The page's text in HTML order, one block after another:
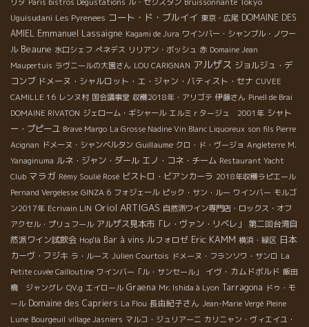
Uguisudani Les Pyrenees コート・ド・ブルイイ 東京・広尾 DOMAINE DES
AMIEL Emmanuel Lassaigne Kagami de Jura ワインバー・シャンブル・ノワー
ル Beaune 水口シェフ ぺネデス リリアン・ボッシュ 赤 Domaine Jean
Maupertuis ラヴニールの大園さん LOU CARIGNAN アルザス ジョルジュ・デ
コンブ ドメーヌ・シャルロット・エ・ジャン・バティスト・セナ CUVEE
CAMILLE 16 レンヌ村 国会議事堂 収穫2018年・アリゴテ 伊藤さん Pinell de Brai
DOMAINE RIVATON ジェローム・ギシャール エルミｒタージュ 2001年 シャト
ー・プピーユ Brave Margo La Grosse Nadine Vin Blanc Liquoreux son fils Pierre
Acignan ドメーヌ・シャンベルタン Guillaume クロ・ド・ヴージョ Angleterre M.
Yanaginuma ルネ・ジャン・ダール エノ・コネ・チーム Restaurant Yacht
Club マラガ Rémy Soulié Rosé ビストロ・ビアンカーラ 2018年収穫ラピエール
Pernand Vergelesse GINZA 6 フォジェール ピック・サン・ルー ワインバー モルゴ
ン2017年 Ecrivain LIN Oriol ARTIGAS 自然派ワイン専門店・ロックス・オフ
アクセル・プリュフール アルザス見本市「レ・ヴァン・リベレ」
第二回台湾自
然派ワイン試飲会 Hop'là Bar à vins ルフォロゼ Eric KAMM 横浜・緑区 日本
カーヴ・フジキ ラ・ルース Julien Courtois ドメーヌ・フランソワ・サンロ La
Petite cuvée Cailloutine ワインバー「ル・サンセール」 イヴ・カムドボルド 飯田
橋 ジャングレ QV.g エイロール Graena Mr. Ishida à Lyon Tarragona ドゥ・モ
ール Domaine des Capriers La Flou 長由紀子さん Jean-Marie Vergé Pleine
Lune Bourgeuil village Jasniers マルコ・ジュリアーニ カリニャン・ヴィエイユ・